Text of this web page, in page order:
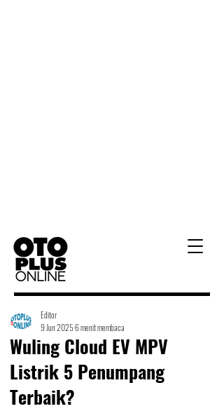
Wuling Cloud EV MPV
Listrik 5 Penumpang
Terbaik?
Editor
9 Jun 20256 menit membaca